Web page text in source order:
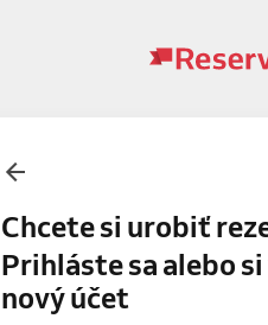
Chcete si urobiť
Prihláste sa alebo
nový účet